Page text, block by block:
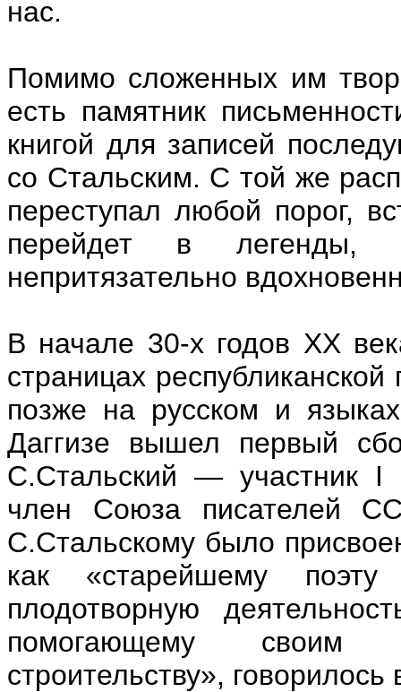
нас.
Помимо сложенных им
есть памятник
книгой для записей
со Стальским. С той же
переступал любой порог,
перейдет в легенды,
непритязательно
В начале 30-х годов XX
страницах
позже на русском и
Даггизе вышел первый
С.Стальский — участник I
член Союза писателей
С.Стальскому было
как «старейшему поэту
плодотворную
помогающему своим
строительству»,